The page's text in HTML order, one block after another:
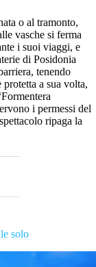
o al tramonto,
vasche si ferma
i suoi viaggi, e
di Posidonia
tenendo
protetta a sua volta,
i permessi del
ripaga la
solo